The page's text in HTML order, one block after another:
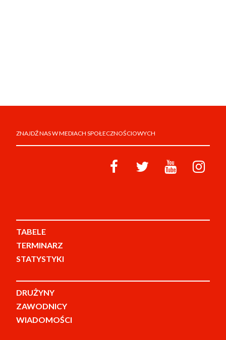
ZNAJDŹ NAS W MEDIACH SPOŁECZNOŚCIOWYCH
TABELE
TERMINARZ
STATYSTYKI
DRUŻYNY
ZAWODNICY
WIADOMOŚCI